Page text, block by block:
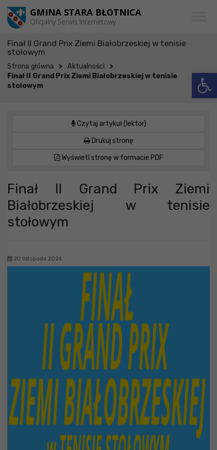
Przejdź do menu
Przejdź do głównej treści strony
Przejdź do stopki strony GMINA STARA BŁOTNICA
Oficjalny Serwis Internetowy
Finał II Grand Prix Ziemi Białobrzeskiej w tenisie
stołowym
Strona główna > Aktualności >
Finał II Grand Prix Ziemi Białobrzeskiej w tenisie
stołowym
Czytaj artykuł (lektor)
Drukuj stronę
Wyświetl stronę w formacie PDF
Finał II Grand Prix Ziemi
Białobrzeskiej w tenisie
stołowym
20 listopada 2024